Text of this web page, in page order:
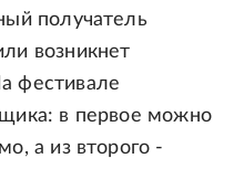
получатель
возникнет
фестивале
в первое можно
а из второго -